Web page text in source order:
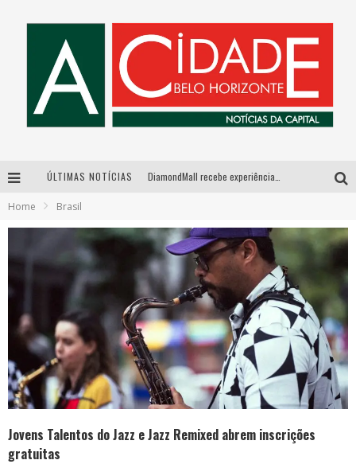
ÚLTIMAS NOTÍCIAS
De BH para o mundo: conheça a stylist mineira por trás de turnês e campanhas globais
Home Brasil
Jovens Talentos do Jazz e Jazz Remixed abrem inscrições
gratuitas